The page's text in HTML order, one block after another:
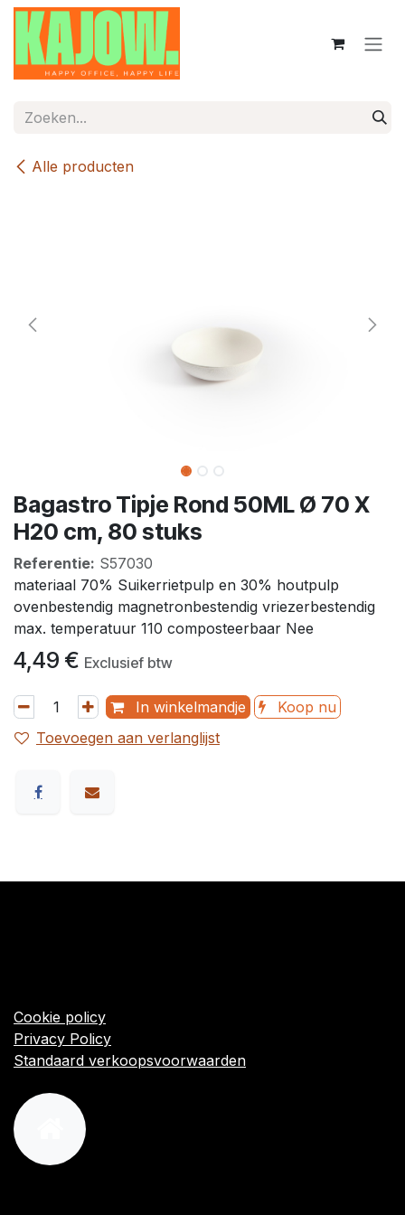
Overslaan naar inhoud
Alle producten
Bagastro Tipje Rond 50ML Ø 70 X
H20 cm, 80 stuks
Referentie: S57030
materiaal 70% Suikerrietpulp en 30% houtpulp
ovenbestendig magnetronbestendig vriezerbestendig
max. temperatuur 110 composteerbaar Nee
4,49 € Exclusief btw
In winkelmandje
Koop nu
Toevoegen aan verlanglijst
Cookie policy
Privacy Policy
Standaard verkoopsvoorwaarden